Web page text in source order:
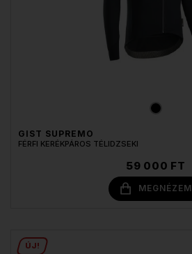
GIST SUPREMO
FÉRFI KERÉKPÁROS TÉLIDZSEKI
59 000 FT
MEGNÉZEM
ÚJ!